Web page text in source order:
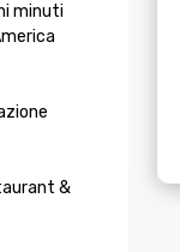
minuti
&